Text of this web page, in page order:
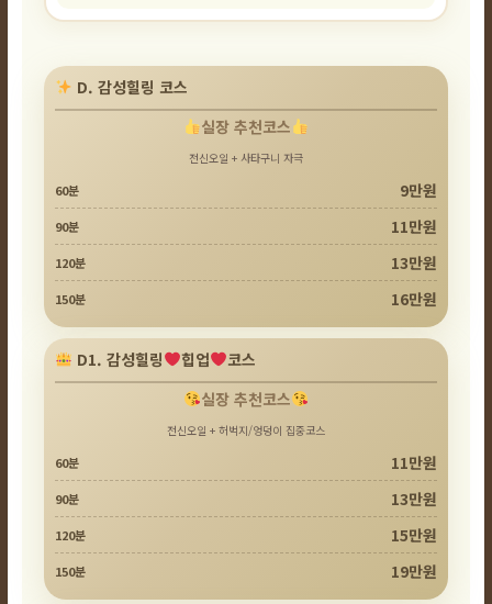
D. 감성힐링 코스
실장 추천코스
전신오일 + 사타구니 자극
60분 9만원
90분 11만원
120분 13만원
150분 16만원
D1. 감성힐링 힙업
코스
실장 추천코스
전신오일 + 허벅지/엉덩이 집중코스
60분 11만원
90분 13만원
120분 15만원
150분 19만원